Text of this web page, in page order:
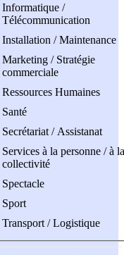
Informatique /
Télécommunication
Installation / Maintenance
Marketing / Stratégie
commerciale
Ressources Humaines
Santé
Secrétariat / Assistanat
Services à la personne / à la
collectivité
Spectacle
Sport
Transport / Logistique